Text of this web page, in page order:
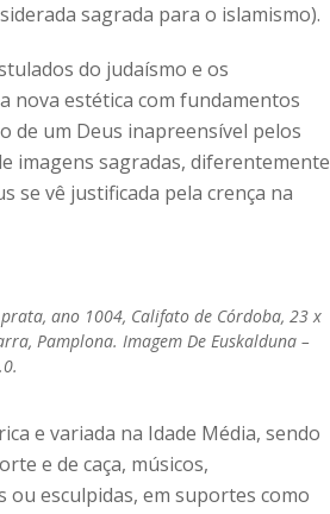
sagrada para o islamismo).
do judaísmo e os
nova estética com fundamentos
de um Deus inapreensível pelos
imagens sagradas, diferentemente
se vê justificada pela crença na
ano 1004, Califato de Córdoba, 23 x
Pamplona. Imagem De Euskalduna –
e variada na Idade Média, sendo
e de caça, músicos,
ou esculpidas, em suportes como